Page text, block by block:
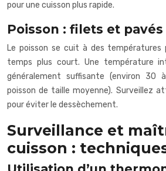
pour une cuisson plus rapide.
Poisson : filets et pavés
Le poisson se cuit à des températures
temps plus court. Une température
généralement suffisante (environ 30
poisson de taille moyenne). Surveillez
pour éviter le dessèchement.
Surveillance et
cuisson :